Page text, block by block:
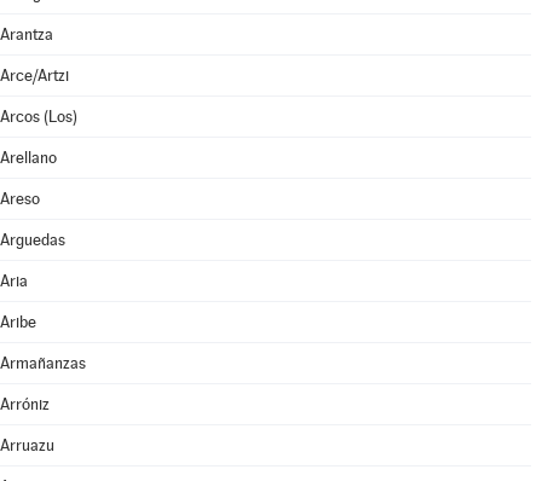
Arantza
Arce/Artzi
Arcos (Los)
Arellano
Areso
Arguedas
Aria
Aribe
Armañanzas
Arróniz
Arruazu